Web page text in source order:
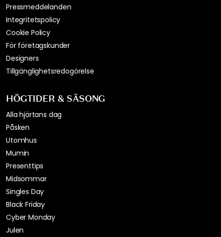
Pressmeddelanden
Integritetspolicy
Cookie Policy
För företagskunder
Designers
Tillgänglighetsredogörelse
HÖGTIDER & SÄSONG
Alla hjärtans dag
Påsken
Utomhus
Mumin
Presenttips
Midsommar
Singles Day
Black Friday
Cyber Monday
Julen